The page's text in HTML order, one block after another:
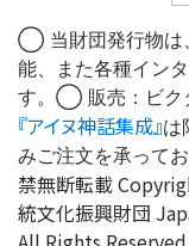
◯ 当財団発行物は
能、また各種イン
す。◯ 販売：ビク
『アイヌ神話集成』は
みご注文を承ってお
禁無断転載
統文化振興財団